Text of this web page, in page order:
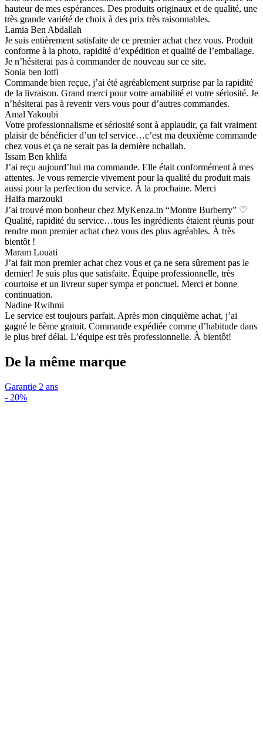
hauteur de mes espérances. Des produits originaux et de qualité, une
très grande variété de choix à des prix très raisonnables.
Lamia Ben Abdallah
Je suis entièrement satisfaite de ce premier achat chez vous. Produit
conforme à la photo, rapidité d’expédition et qualité de l’emballage.
Je n’hésiterai pas à commander de nouveau sur ce site.
Sonia ben lotfi
Commande bien reçue, j’ai été agréablement surprise par la rapidité
de la livraison. Grand merci pour votre amabilité et votre sériosité. Je
n’hésiterai pas à revenir vers vous pour d’autres commandes.
Amal Yakoubi
Votre professionnalisme et sériosité sont à applaudir, ça fait vraiment
plaisir de bénéficier d’un tel service…c’est ma deuxième commande
chez vous et ça ne serait pas la dernière nchallah.
Issam Ben khlifa
J’ai reçu aujourd’hui ma commande. Elle était conformément à mes
attentes. Je vous remercie vivement pour la qualité du produit mais
aussi pour la perfection du service. À la prochaine. Merci
Haifa marzouki
J’ai trouvé mon bonheur chez MyKenza.tn “Montre Burberry” ♡
Qualité, rapidité du service…tous les ingrédients étaient réunis pour
rendre mon premier achat chez vous des plus agréables. À très
bientôt !
Maram Louati
J’ai fait mon premier achat chez vous et ça ne sera sûrement pas le
dernier! Je suis plus que satisfaite. Équipe professionnelle, très
courtoise et un livreur super sympa et ponctuel. Merci et bonne
continuation.
Nadine Rwihmi
Le service est toujours parfait. Après mon cinquième achat, j’ai
gagné le 6ème gratuit. Commande expédiée comme d’habitude dans
le plus bref délai. L’équipe est très professionnelle. À bientôt!
De la même marque
Garantie 2 ans
- 20%